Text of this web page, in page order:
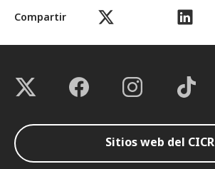
Compartir
Sitios web del CICR